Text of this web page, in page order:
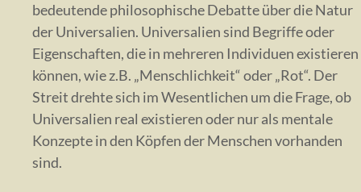
bedeutende philosophische Debatte über die Natur
der Universalien. Universalien sind Begriffe oder
Eigenschaften, die in mehreren Individuen existieren
können, wie z.B. „Menschlichkeit“ oder „Rot“. Der
Streit drehte sich im Wesentlichen um die Frage, ob
Universalien real existieren oder nur als mentale
Konzepte in den Köpfen der Menschen vorhanden
sind.